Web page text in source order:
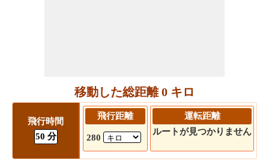
移動した総距離 0 キロ
飛行時間
50 分
飛行距離
280
運転距離
ルートが見つかりません